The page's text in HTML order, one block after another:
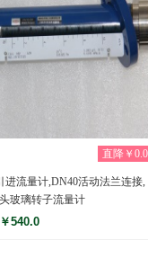
直降￥0.0
进流量计,DN40活动法兰连接,
玻璃转子流量计
￥540.0